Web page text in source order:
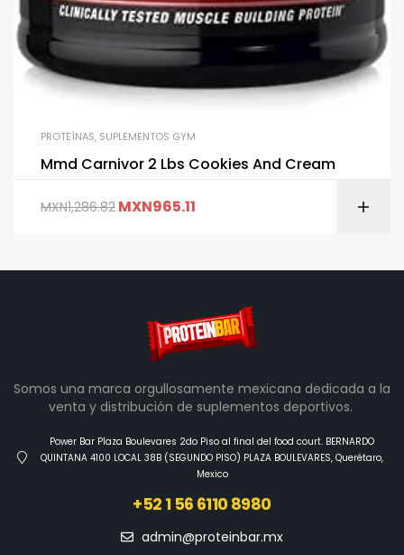
PROTEÍNAS, SUPLEMENTOS GYM
Mmd Carnivor 2 Lbs Cookies And Cream
MXN1,286.82 MXN965.11
Somos una marca orgullosamente mexicana dedicada a la
venta y distribución de suplementos deportivos.
Power Bar Plaza Boulevares 2do Piso al final del food court. BERNARDO
QUINTANA 4100 LOCAL 38B (SEGUNDO PISO) PLAZA BOULEVARES, Querétaro,
Mexico
+52 1 56 6110 8980
admin@proteinbar.mx